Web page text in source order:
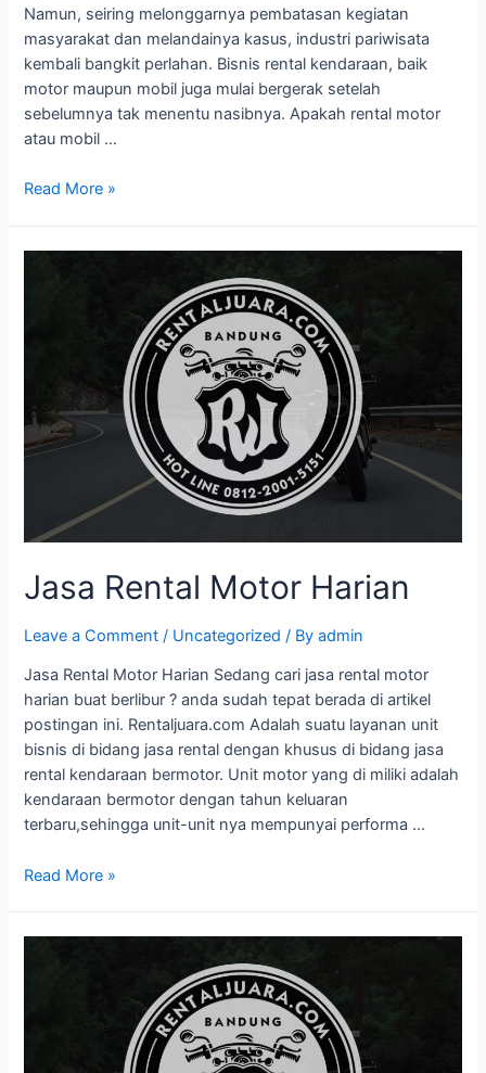
Namun, seiring melonggarnya pembatasan kegiatan
masyarakat dan melandainya kasus, industri pariwisata
kembali bangkit perlahan. Bisnis rental kendaraan, baik
motor maupun mobil juga mulai bergerak setelah
sebelumnya tak menentu nasibnya. Apakah rental motor
atau mobil …
Read More »
Jasa Rental Motor Harian
Leave a Comment / Uncategorized / Byadmin
Jasa Rental Motor Harian Sedang cari jasa rental motor
harian buat berlibur ? anda sudah tepat berada di artikel
postingan ini. Rentaljuara.com Adalah suatu layanan unit
bisnis di bidang jasa rental dengan khusus di bidang jasa
rental kendaraan bermotor. Unit motor yang di miliki adalah
kendaraan bermotor dengan tahun keluaran
terbaru,sehingga unit-unit nya mempunyai performa …
Read More »